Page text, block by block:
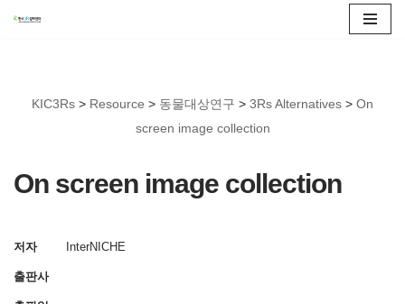
너
뛰
KIC3Rs > Resource > 동물대상연구 > 3Rs Alternatives > On
screen image collection
On screen image collection
저자 InterNICHE
출판사